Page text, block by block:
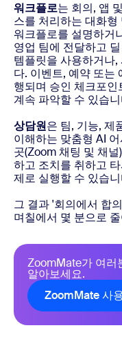
워크플로는 회의, 앱
스를 처리하는 대화
워크플로를 설명하거
영업 팀에 전달하고
템플릿을 사용하거나
다. 이벤트, 예약 또는
행되며 승인 체크포
계속 파악할 수 있습
상담원은 팀, 기능, 제
이해하는 맞춤형 AI
곳(Zoom 채팅 및 채
하고 조치를 취하고
제로 실행할 수 있습
그 결과 '회의에서 합
며칠에서 몇 분으로
ZoomMate가 여러
알아보세요.
ZoomMate 사